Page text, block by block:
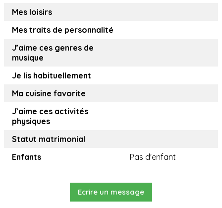
Mes loisirs
Mes traits de personnalité
J’aime ces genres de
musique
Je lis habituellement
Ma cuisine favorite
J’aime ces activités
physiques
Statut matrimonial
Enfants
Pas d'enfant
Ecrire un message